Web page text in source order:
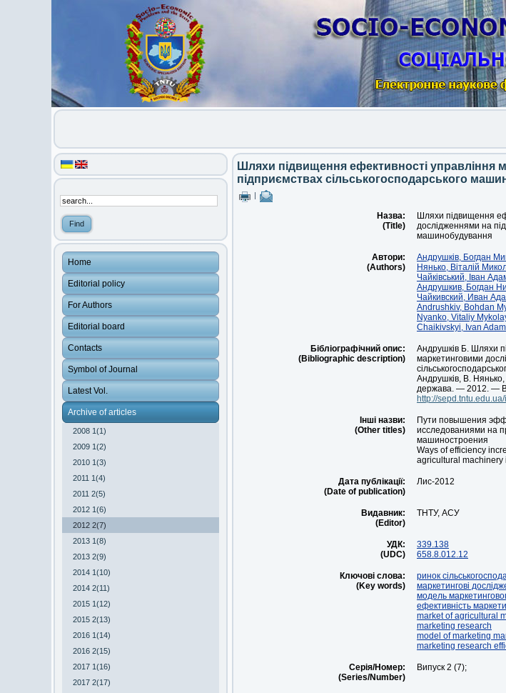
Home
Editorial policy
For Authors
Editorial board
Contacts
Symbol of Journal
Latest Vol.
Archive of articles
2008 1(1)
2009 1(2)
2010 1(3)
2011 1(4)
2011 2(5)
2012 1(6)
2012 2(7)
2013 1(8)
2013 2(9)
2014 1(10)
2014 2(11)
2015 1(12)
2015 2(13)
2016 1(14)
2016 2(15)
2017 1(16)
2017 2(17)
Шляхи підвищення ефективності управління
підприємствах сільськогосподарського
Назва:
(Title)
Шляхи підвищення
дослідженнями на
машинобудування
Автори:
(Authors)
Андрушків, Богдан
Нянько, Віталій
Чайківський, Іван
Андрушкив, Богдан
Чайкивский, Иван
Andrushkiv, Bohdan
Nyanko, Vitaliy
Chaikivskyi, Ivan
Бібліографічний опис:
(Bibliographic description)
Андрушків Б. Шляхи
маркетинговими
Андрушків, В. Нянько,
держава. — 2012. —
http://
Інші назви:
(Other titles)
Пути повышения
исследованиями на
машиностроения
Ways of efficiency
agricultural machinery
Дата публікації:
(Date of publication)
Лис-2012
Видавник:
(Editor)
ТНТУ, АСУ
УДК:
(UDC)
339.138
658.8.012.12
Ключові слова:
(Key words)
ринок
маркетингові
модель
ефективність
market of agricultural
marketing research
model of marketing
marketing research
Серія/Номер:
(Series/Number)
Випуск 2 (7);